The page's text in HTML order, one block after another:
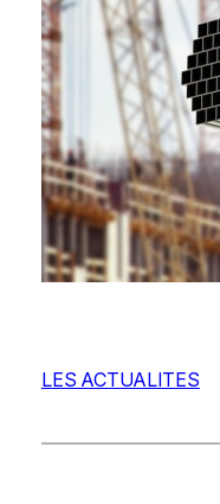
LES ACTUALITES